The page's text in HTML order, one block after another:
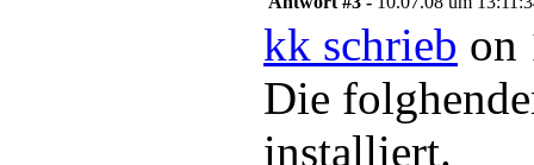
kk schrieb on
Die
installiert.